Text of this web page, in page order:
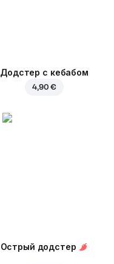
Додстер с кебабом
4,90 €
Острый додстер